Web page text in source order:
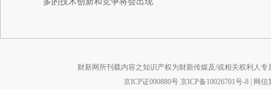
财新网所刊载内容之知识产权为财新传媒及/或相关权利人
京ICP证090880号 京ICP备10026701号-8
网信